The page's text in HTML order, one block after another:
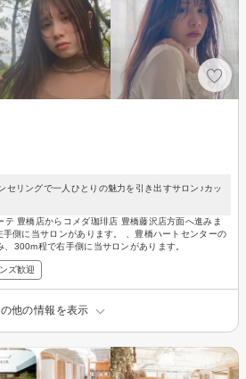
セリングで一人ひとりの魅力を引き出すサロン♪カッ
テ 豊橋店からコメダ珈琲店 豊橋藤沢店方面へ進みま
側に当サロンがあります。 、豊橋ハートセンターの
300m程で右手側に当サロンがあります。
ズ歓迎
他の情報を表示